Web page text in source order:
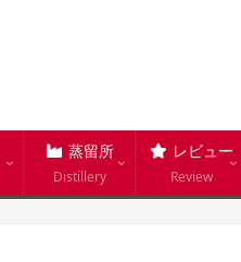
蒸留所
Distillery
レビュー
Review